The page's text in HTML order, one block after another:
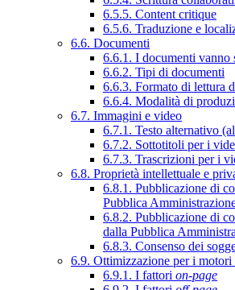
6.5.5. Content critique
6.5.6. Traduzione e
6.6. Documenti
6.6.1. I documenti vanno
6.6.2. Tipi di documenti
6.6.3. Formato di lettura
6.6.4. Modalità di
6.7. Immagini e video
6.7.1. Testo alternativo
6.7.2. Sottotitoli per i
6.7.3. Trascrizioni per i
6.8. Proprietà intellettuale e
6.8.1. Pubblicazione di
Pubblica
6.8.2. Pubblicazione di
dalla Pubblica
6.8.3. Consenso dei
6.9. Ottimizzazione per i
6.9.1. I fattori on-page